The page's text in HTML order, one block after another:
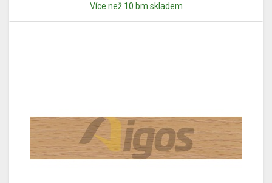
Více než 10 bm skladem